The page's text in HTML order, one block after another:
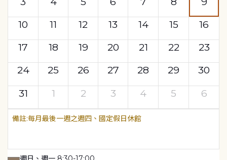
10
11 12 13 14 15
16
17
18 19 20 21 22
23
24
25 26 27 28 29
30
31
1 2 3 4 5 6
每月最後一週之週四、國定假日休館